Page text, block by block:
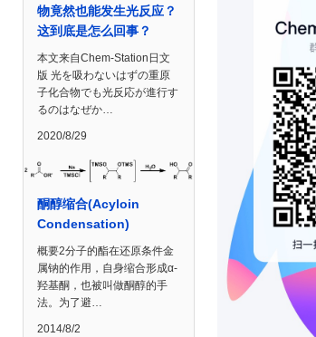
物竟然也能发生光反应？
这到底是怎么回事？
本文来自Chem-Station日文
版 光を吸わないはずの重原
子化合物でも光反応が進行す
るのはなぜか…
2020/8/29
酮醇缩合(Acyloin
Condensation)
概要2分子的酯在还原条件金
属钠的作用，自身缩合形成α-
羟基酮，也被叫做酮醇的手
法。为了避…
2014/8/2